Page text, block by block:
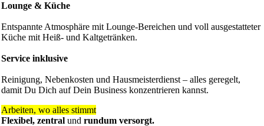
Lounge & Küche
Entspannte Atmosphäre mit Lounge-Bereichen und voll ausgestatteter
Küche mit Heiß- und Kaltgetränken.
Service inklusive
Reinigung, Nebenkosten und Haus­meister­dienst – alles geregelt,
damit Du Dich auf Dein Business konzen­trieren kannst.
Arbeiten, wo alles stimmt
Flexibel, zentral und rundum versorgt.